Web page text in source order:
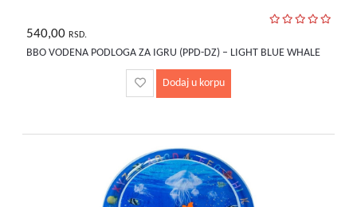
540,00 RSD.
BBO VODENA PODLOGA ZA IGRU (PPD-DZ) – LIGHT BLUE WHALE
Dodaj u korpu